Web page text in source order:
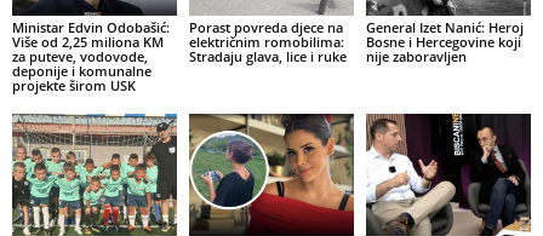
Ministar Edvin Odobašić:
Više od 2,25 miliona KM
za puteve, vodovode,
deponije i komunalne
projekte širom USK
Porast povreda djece na
električnim romobilima:
Stradaju glava, lice i ruke
General Izet Nanić: Heroj
Bosne i Hercegovine koji
nije zaboravljen